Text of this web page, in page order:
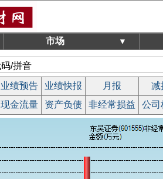
市场 ▼
业绩预告 业绩快报 月报
减
现金流量 资产负债 非经常损益 公司